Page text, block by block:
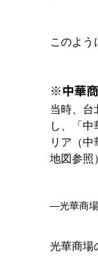
このよう
※中華
当時、台
し、「
リア（
地図参照
―光華商
光華商場